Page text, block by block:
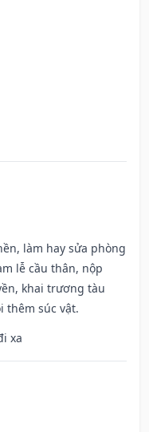
làm hay sửa phòng
lễ cầu thân, nộp
khai trương tàu
thêm súc vật.
xa